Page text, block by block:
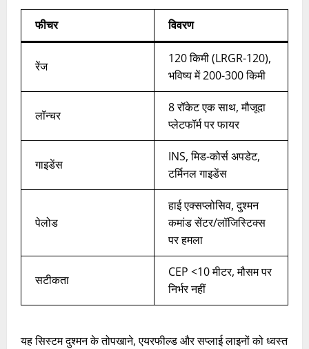
फीचर विवरण
रेंज
120 किमी (LRGR-120),
भविष्य में 200-300 किमी ​
लॉन्चर
8 रॉकेट एक साथ, मौजूदा
प्लेटफॉर्म पर फायर
गाइडेंस
INS, मिड-कोर्स अपडेट,
टर्मिनल गाइडेंस
पेलोड
हाई एक्सप्लोसिव, दुश्मन
कमांड सेंटर/लॉजिस्टिक्स
पर हमला
सटीकता
CEP <10 मीटर, मौसम पर
निर्भर नहीं ​
यह सिस्टम दुश्मन के तोपखाने, एयरफील्ड और सप्लाई लाइनों को ध्वस्त